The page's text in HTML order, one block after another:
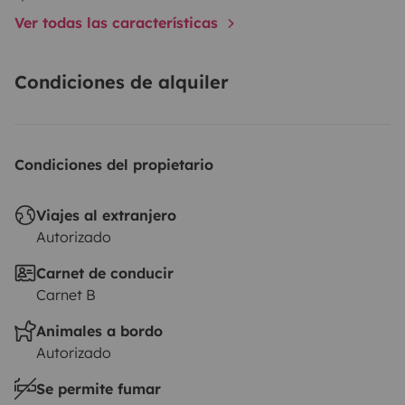
Ver todas las características
Condiciones de alquiler
Condiciones del propietario
Viajes al extranjero
Autorizado
Carnet de conducir
Carnet B
Animales a bordo
Autorizado
Se permite fumar